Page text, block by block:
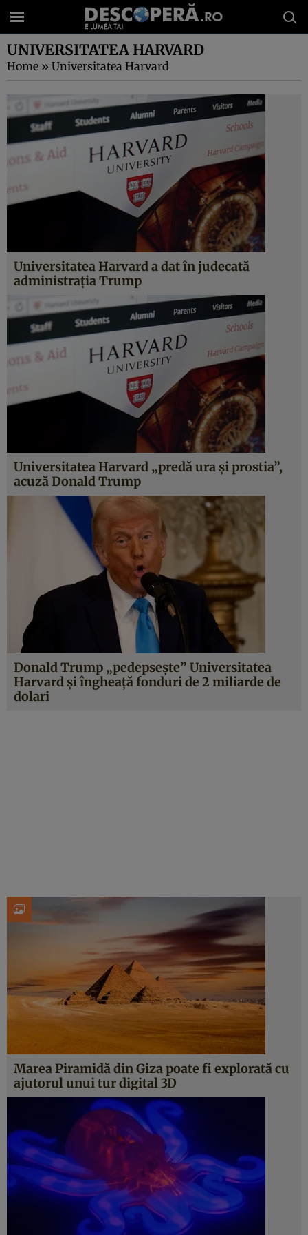
UNIVERSITATEA HARVARD
Home » Universitatea Harvard
Universitatea Harvard a dat în judecată
administrația Trump
Universitatea Harvard „predă ura și prostia”,
acuză Donald Trump
Donald Trump „pedepsește” Universitatea
Harvard și îngheață fonduri de 2 miliarde de
dolari
Marea Piramidă din Giza poate fi explorată cu
ajutorul unui tur digital 3D